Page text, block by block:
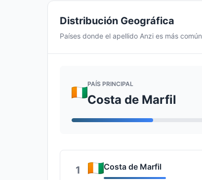
Distribución Geográfica
Países donde el apellido Anzi es más común
PAÍS PRINCIPAL
Costa de Marfil
1 Costa de Marfil